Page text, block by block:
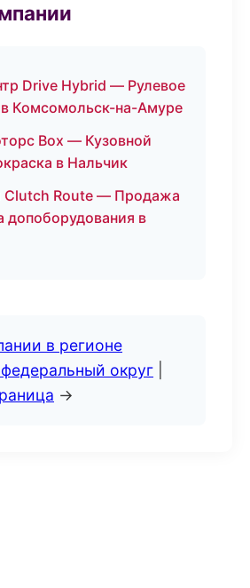
Drive Hybrid — Рулевое
в Комсомольск-на-Амуре
Box — Кузовной
в Нальчик
Clutch Route — Продажа
допоборудования в
в регионе
округ
→